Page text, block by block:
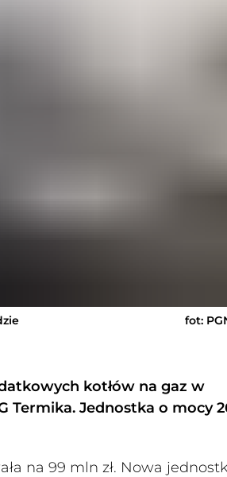
fot:
kotłów na gaz w
Termika. Jednostka o mocy
na 99 mln zł. Nowa